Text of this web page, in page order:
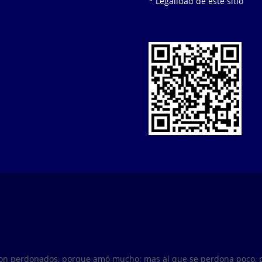
perdonados, porque amó mucho; mas al que se perdona poco,